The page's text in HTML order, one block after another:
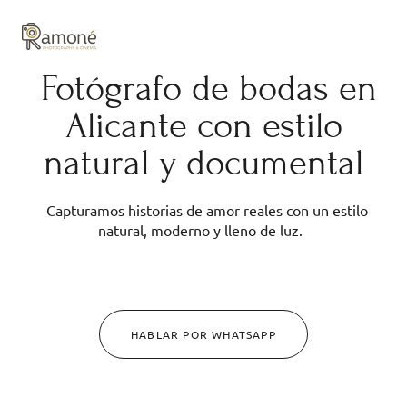
Fotógrafo de bodas en
Alicante con estilo
natural y documental
Capturamos historias de amor reales con un estilo
natural, moderno y lleno de luz.
HABLAR POR WHATSAPP